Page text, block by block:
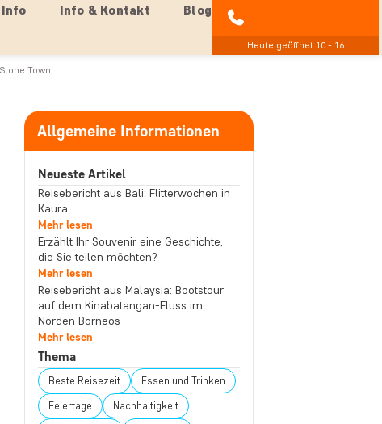
Info & Kontakt Blog
Heute geöffnet 10 - 16
Town
Allgemeine Informationen
Neueste Artikel
Reisebericht aus Bali: Flitterwochen in
Kaura
Mehr lesen
Erzählt Ihr Souvenir eine Geschichte,
die Sie teilen möchten?
Mehr lesen
Reisebericht aus Malaysia: Bootstour
auf dem Kinabatangan-Fluss im
Norden Borneos
Mehr lesen
Thema
Beste Reisezeit Essen und Trinken
Feiertage Nachhaltigkeit